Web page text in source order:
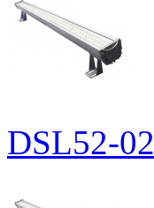
DSL52-02